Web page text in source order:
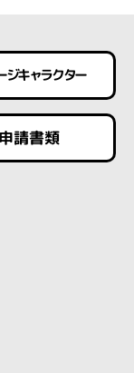
ジキャラクター
申請書類